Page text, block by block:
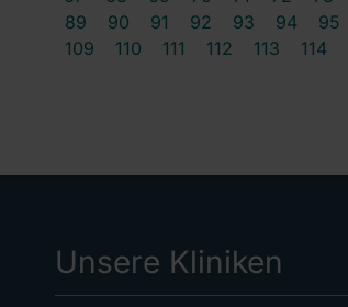
89
90 91 92 93 94 95
109
110 111 112 113 114
Unsere Kliniken